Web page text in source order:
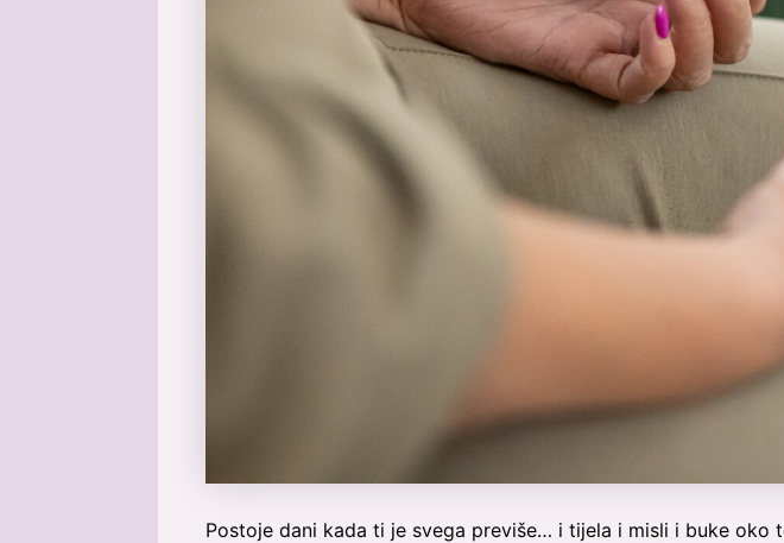
Postoje dani kada ti je svega previše… i tijela i misli i buke oko